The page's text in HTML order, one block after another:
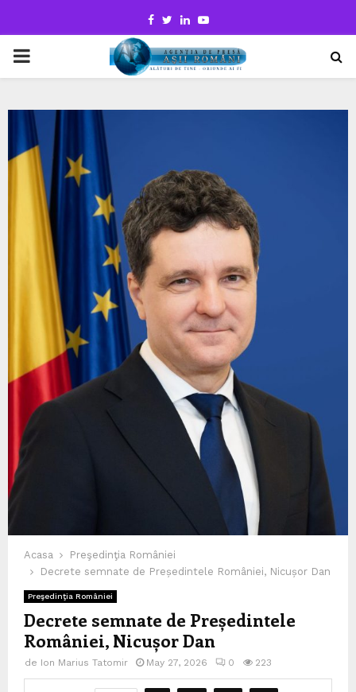
Facebook
TwitterLinkedinYoutube
PRIMARY
Acasa
Preşedinţia României
Decrete semnate de Președintele României, Nicușor Dan
Preşedinţia României
Decrete semnate de Președintele
României, Nicușor Dan
de Ion Marius Tatomir May 27, 2026 0 223